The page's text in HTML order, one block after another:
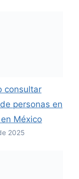
consultar
personas en
México
2025